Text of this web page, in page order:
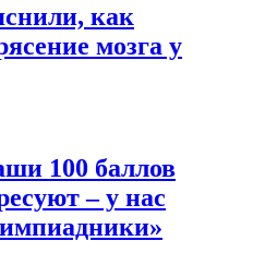
как
мозга у
100 баллов
– у нас